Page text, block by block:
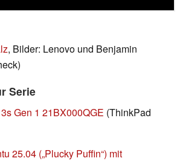
, Bilder: Lenovo und Benjamin
Serie
Gen 1 21BX000QGE (ThinkPad
25.04 („Plucky Puffin“) mit